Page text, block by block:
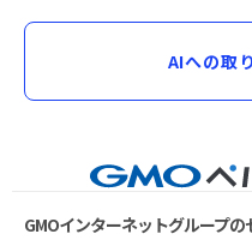
AIへの取
GMOインターネットグループ